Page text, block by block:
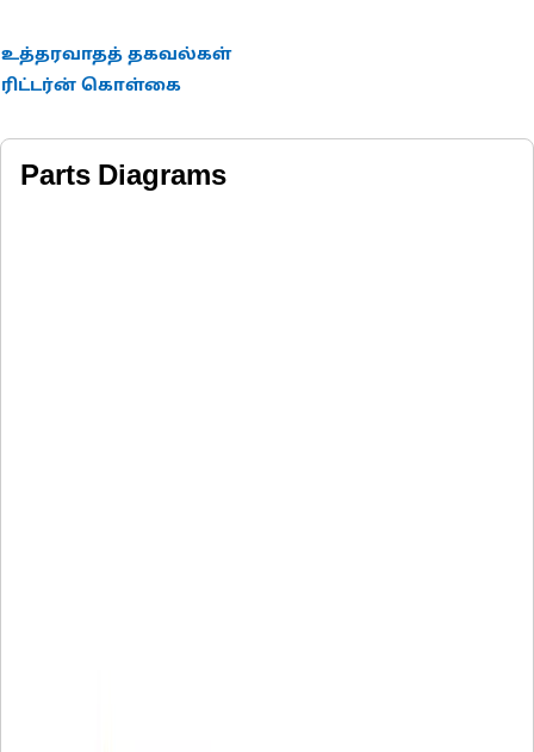
உத்தரவாதத் தகவல்கள்
ரிட்டர்ன் கொள்கை
Parts Diagrams